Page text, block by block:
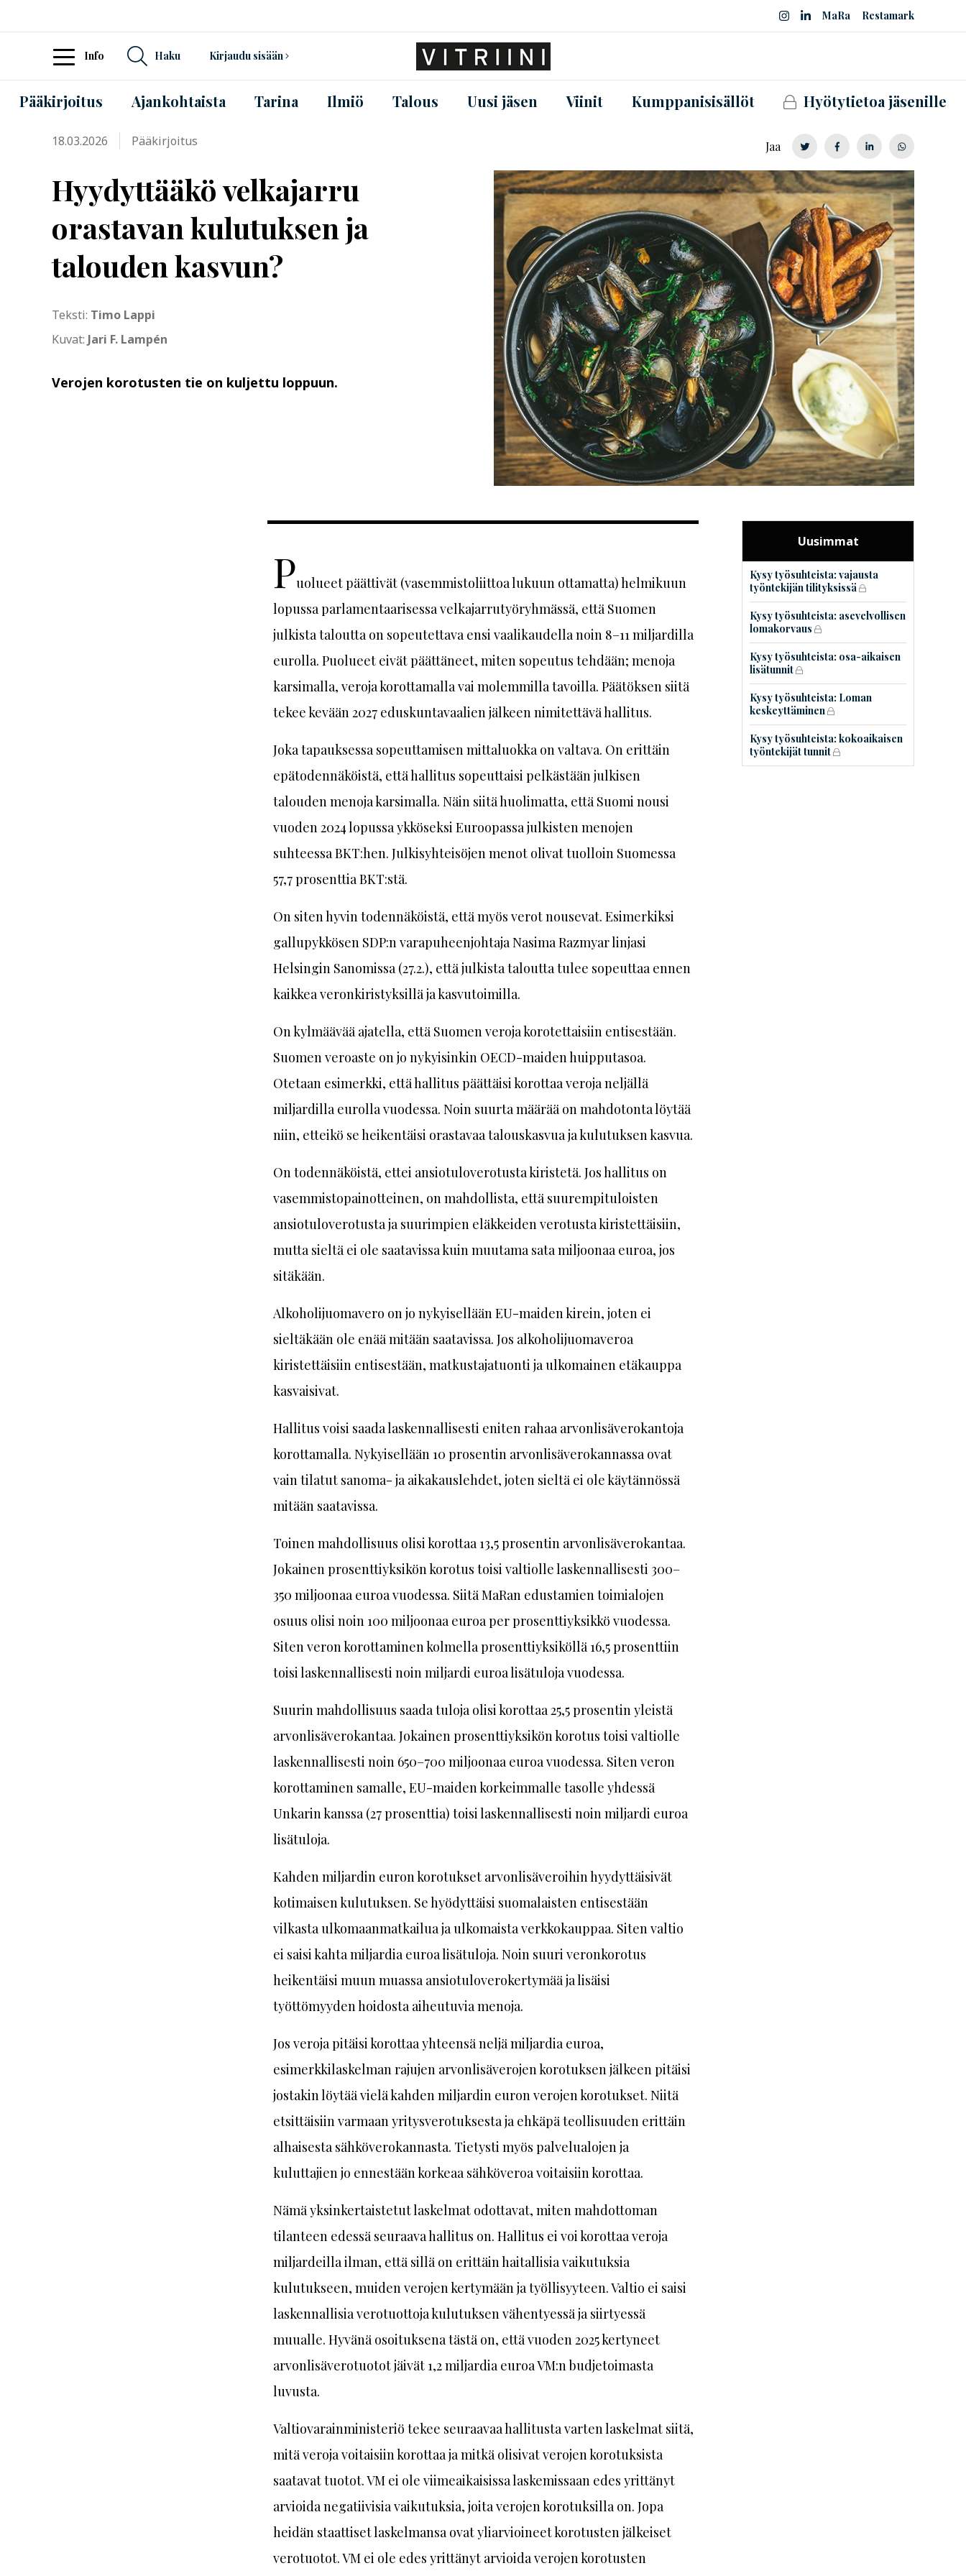
MaRa Restamark
Info Haku Kirjaudu sisään
Pääkirjoitus Ajankohtaista Tarina Ilmiö Talous Uusi jäsen Viinit Kumppanisisällöt Hyötytietoa jäsenille
18.03.2026 Pääkirjoitus Jaa
Hyydyttääkö velkajarru
orastavan kulutuksen ja
talouden kasvun?
Teksti: Timo Lappi
Kuvat: Jari F. Lampén
Verojen korotusten tie on kuljettu loppuun.
Uusimmat
Kysy työsuhteista: vajausta
työntekijän tilityksissä
Kysy työsuhteista: asevelvollisen
lomakorvaus
Kysy työsuhteista: osa-aikaisen
lisätunnit
Kysy työsuhteista: Loman
keskeyttäminen
Kysy työsuhteista: kokoaikaisen
työntekijät tunnit
Puolueet päättivät (vasemmistoliittoa lukuun ottamatta) helmikuun
lopussa parlamentaarisessa velkajarrutyöryhmässä, että Suomen
julkista taloutta on sopeutettava ensi vaalikaudella noin 8–11 miljardilla
eurolla. Puolueet eivät päättäneet, miten sopeutus tehdään; menoja
karsimalla, veroja korottamalla vai molemmilla tavoilla. Päätöksen siitä
tekee kevään 2027 eduskuntavaalien jälkeen nimitettävä hallitus.
Joka tapauksessa sopeuttamisen mittaluokka on valtava. On erittäin
epätodennäköistä, että hallitus sopeuttaisi pelkästään julkisen
talouden menoja karsimalla. Näin siitä huolimatta, että Suomi nousi
vuoden 2024 lopussa ykköseksi Euroopassa julkisten menojen
suhteessa BKT:hen. Julkisyhteisöjen menot olivat tuolloin Suomessa
57,7 prosenttia BKT:stä.
On siten hyvin todennäköistä, että myös verot nousevat. Esimerkiksi
gallupykkösen SDP:n varapuheenjohtaja Nasima Razmyar linjasi
Helsingin Sanomissa (27.2.), että julkista taloutta tulee sopeuttaa ennen
kaikkea veronkiristyksillä ja kasvutoimilla.
On kylmäävää ajatella, että Suomen veroja korotettaisiin entisestään.
Suomen veroaste on jo nykyisinkin OECD-maiden huipputasoa.
Otetaan esimerkki, että hallitus päättäisi korottaa veroja neljällä
miljardilla eurolla vuodessa. Noin suurta määrää on mahdotonta löytää
niin, etteikö se heikentäisi orastavaa talouskasvua ja kulutuksen kasvua.
On todennäköistä, ettei ansiotuloverotusta kiristetä. Jos hallitus on
vasemmistopainotteinen, on mahdollista, että suurempituloisten
ansiotuloverotusta ja suurimpien eläkkeiden verotusta kiristettäisiin,
mutta sieltä ei ole saatavissa kuin muutama sata miljoonaa euroa, jos
sitäkään.
Alkoholijuomavero on jo nykyisellään EU-maiden kirein, joten ei
sieltäkään ole enää mitään saatavissa. Jos alkoholijuomaveroa
kiristettäisiin entisestään, matkustajatuonti ja ulkomainen etäkauppa
kasvaisivat.
Hallitus voisi saada laskennallisesti eniten rahaa arvonlisäverokantoja
korottamalla. Nykyisellään 10 prosentin arvonlisäverokannassa ovat
vain tilatut sanoma- ja aikakauslehdet, joten sieltä ei ole käytännössä
mitään saatavissa.
Toinen mahdollisuus olisi korottaa 13,5 prosentin arvonlisäverokantaa.
Jokainen prosenttiyksikön korotus toisi valtiolle laskennallisesti 300–
350 miljoonaa euroa vuodessa. Siitä MaRan edustamien toimialojen
osuus olisi noin 100 miljoonaa euroa per prosenttiyksikkö vuodessa.
Siten veron korottaminen kolmella prosenttiyksiköllä 16,5 prosenttiin
toisi laskennallisesti noin miljardi euroa lisätuloja vuodessa.
Suurin mahdollisuus saada tuloja olisi korottaa 25,5 prosentin yleistä
arvonlisäverokantaa. Jokainen prosenttiyksikön korotus toisi valtiolle
laskennallisesti noin 650–700 miljoonaa euroa vuodessa. Siten veron
korottaminen samalle, EU-maiden korkeimmalle tasolle yhdessä
Unkarin kanssa (27 prosenttia) toisi laskennallisesti noin miljardi euroa
lisätuloja.
Kahden miljardin euron korotukset arvonlisäveroihin hyydyttäisivät
kotimaisen kulutuksen. Se hyödyttäisi suomalaisten entisestään
vilkasta ulkomaanmatkailua ja ulkomaista verkkokauppaa. Siten valtio
ei saisi kahta miljardia euroa lisätuloja. Noin suuri veronkorotus
heikentäisi muun muassa ansiotuloverokertymää ja lisäisi
työttömyyden hoidosta aiheutuvia menoja.
Jos veroja pitäisi korottaa yhteensä neljä miljardia euroa,
esimerkkilaskelman rajujen arvonlisäverojen korotuksen jälkeen pitäisi
jostakin löytää vielä kahden miljardin euron verojen korotukset. Niitä
etsittäisiin varmaan yritysverotuksesta ja ehkäpä teollisuuden erittäin
alhaisesta sähköverokannasta. Tietysti myös palvelualojen ja
kuluttajien jo ennestään korkeaa sähköveroa voitaisiin korottaa.
Nämä yksinkertaistetut laskelmat odottavat, miten mahdottoman
tilanteen edessä seuraava hallitus on. Hallitus ei voi korottaa veroja
miljardeilla ilman, että sillä on erittäin haitallisia vaikutuksia
kulutukseen, muiden verojen kertymään ja työllisyyteen. Valtio ei saisi
laskennallisia verotuottoja kulutuksen vähentyessä ja siirtyessä
muualle. Hyvänä osoituksena tästä on, että vuoden 2025 kertyneet
arvonlisäverotuotot jäivät 1,2 miljardia euroa VM:n budjetoimasta
luvusta.
Valtiovarainministeriö tekee seuraavaa hallitusta varten laskelmat siitä,
mitä veroja voitaisiin korottaa ja mitkä olisivat verojen korotuksista
saatavat tuotot. VM ei ole viimeaikaisissa laskemissaan edes yrittänyt
arvioida negatiivisia vaikutuksia, joita verojen korotuksilla on. Jopa
heidän staattiset laskelmansa ovat yliarvioineet korotusten jälkeiset
verotuotot. VM ei ole edes yrittänyt arvioida verojen korotusten